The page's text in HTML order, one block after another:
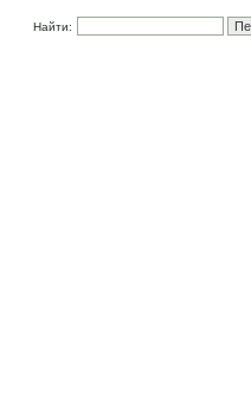
Найти: